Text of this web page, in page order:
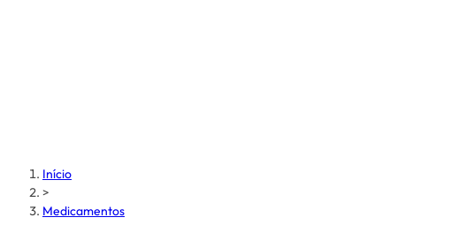
Início
>
Medicamentos